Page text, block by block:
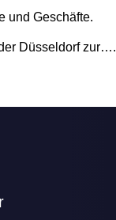
und Geschäfte.
Düsseldorf zur….